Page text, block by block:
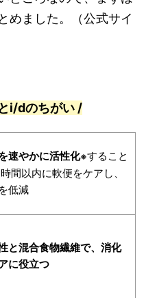
めました。（公式サイ
i/dのちがい /
速やかに活性化※すること
間以内に軟便をケアし、
低減
と混合食物繊維で、消化
に役立つ